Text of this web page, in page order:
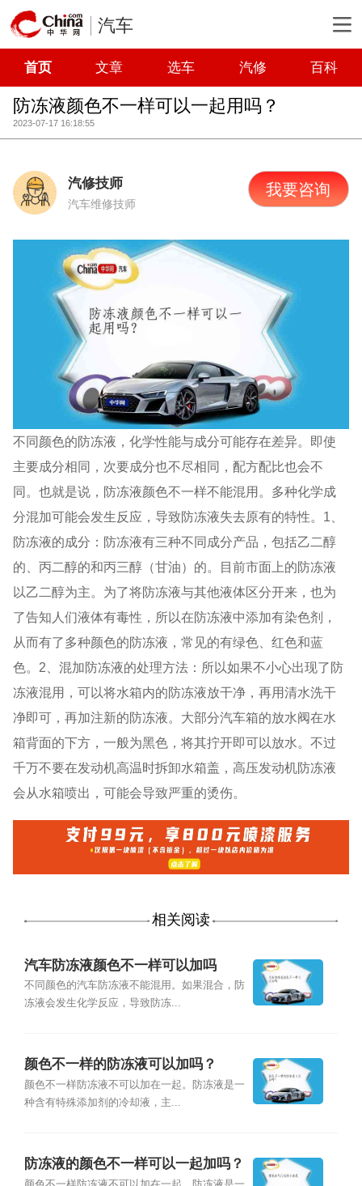
汽车
首页 文章 选车 汽修 百科
防冻液颜色不一样可以一起用吗？
2023-07-17 16:18:55
汽修技师
汽车维修技师
我要咨询
不同颜色的防冻液，化学性能与成分可能存在差异。即使
主要成分相同，次要成分也不尽相同，配方配比也会不
同。也就是说，防冻液颜色不一样不能混用。多种化学成
分混加可能会发生反应，导致防冻液失去原有的特性。1、
防冻液的成分：防冻液有三种不同成分产品，包括乙二醇
的、丙二醇的和丙三醇（甘油）的。目前市面上的防冻液
以乙二醇为主。为了将防冻液与其他液体区分开来，也为
了告知人们液体有毒性，所以在防冻液中添加有染色剂，
从而有了多种颜色的防冻液，常见的有绿色、红色和蓝
色。2、混加防冻液的处理方法：所以如果不小心出现了防
冻液混用，可以将水箱内的防冻液放干净，再用清水洗干
净即可，再加注新的防冻液。大部分汽车箱的放水阀在水
箱背面的下方，一般为黑色，将其拧开即可以放水。不过
千万不要在发动机高温时拆卸水箱盖，高压发动机防冻液
会从水箱喷出，可能会导致严重的烫伤。
相关阅读
汽车防冻液颜色不一样可以加吗
不同颜色的汽车防冻液不能混用。如果混合，防
冻液会发生化学反应，导致防冻...
颜色不一样的防冻液可以加吗？
颜色不一样防冻液不可以加在一起。防冻液是一
种含有特殊添加剂的冷却液，主...
防冻液的颜色不一样可以一起加吗？